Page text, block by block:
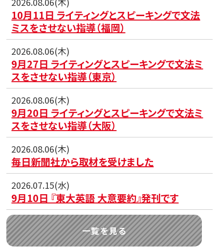
10月11日 ライティングとスピーキングで文法
ミスをさせない指導（福岡）
2026.08.06(木)
9月27日 ライティングとスピーキングで文法ミ
スをさせない指導（東京）
2026.08.06(木)
9月20日 ライティングとスピーキングで文法ミ
スをさせない指導（大阪）
2026.08.06(木)
毎日新聞社から取材を受けました
2026.07.15(水)
9月10日 『東大英語 大意要約』発刊です
一覧を見る